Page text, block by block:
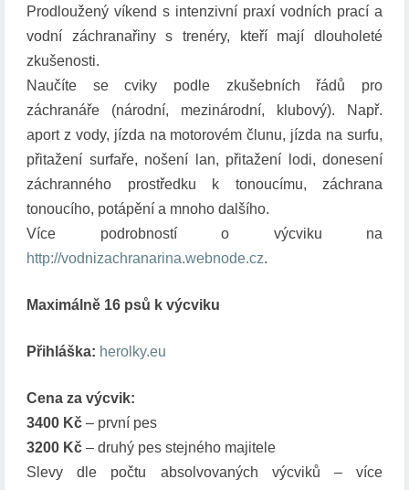
Prodloužený víkend s intenzivní praxí vodních prací a
vodní záchranařiny s trenéry, kteří mají dlouholeté
zkušenosti.
Naučíte se cviky podle zkušebních řádů pro
záchranáře (národní, mezinárodní, klubový). Např.
aport z vody, jízda na motorovém člunu, jízda na surfu,
přitažení surfaře, nošení lan, přitažení lodi, donesení
záchranného prostředku k tonoucímu, záchrana
tonoucího, potápění a mnoho dalšího.
Více podrobností o výcviku na
http://vodnizachranarina.webnode.cz.
Maximálně 16 psů k výcviku
Přihláška: herolky.eu
Cena za výcvik:
3400 Kč – první pes
3200 Kč – druhý pes stejného majitele
Slevy dle počtu absolvovaných výcviků – více